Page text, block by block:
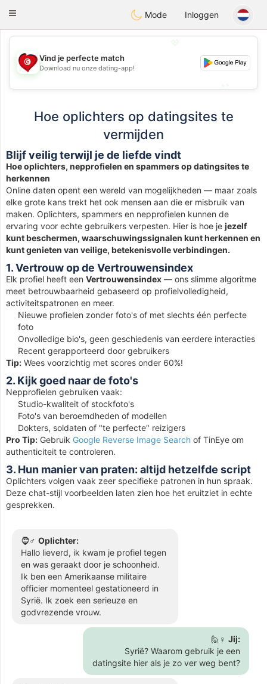
Tunisia Dating
Toggle
Mode Inloggen
💕
Vind je perfecte match
Download nu onze dating-app!
Hoe oplichters op datingsites te
vermijden
Blijf veilig terwijl je de liefde vindt
Hoe oplichters, nepprofielen en spammers op datingsites te
herkennen
Online daten opent een wereld van mogelijkheden — maar zoals
elke grote kans trekt het ook mensen aan die er misbruik van
maken. Oplichters, spammers en nepprofielen kunnen de
ervaring voor echte gebruikers verpesten. Hier is hoe je jezelf
kunt beschermen, waarschuwingssignalen kunt herkennen en
kunt genieten van veilige, betekenisvolle verbindingen.
1. Vertrouw op de Vertrouwensindex
Elk profiel heeft een Vertrouwensindex — ons slimme algoritme
meet betrouwbaarheid gebaseerd op profielvolledigheid,
activiteitspatronen en meer.
Nieuwe profielen zonder foto's of met slechts één perfecte
foto
Onvolledige bio's, geen geschiedenis van eerdere interacties
Recent gerapporteerd door gebruikers
Tip: Wees voorzichtig met scores onder 60%!
2. Kijk goed naar de foto's
Nepprofielen gebruiken vaak:
Studio-kwaliteit of stockfoto's
Foto's van beroemdheden of modellen
Dokters, soldaten of "te perfecte" reizigers
Pro Tip: Gebruik Google Reverse Image Search of TinEye om
authenticiteit te controleren.
3. Hun manier van praten: altijd hetzelfde script
Oplichters volgen vaak zeer specifieke patronen in hun spraak.
Deze chat-stijl voorbeelden laten zien hoe het eruitziet in echte
gesprekken.
🧔♂️ Oplichter:
Hallo lieverd, ik kwam je profiel tegen
en was geraakt door je schoonheid.
Ik ben een Amerikaanse militaire
officier momenteel gestationeerd in
Syrië. Ik zoek een serieuze en
godvrezende vrouw.
🙋♀️ Jij:
Syrië? Waarom gebruik je een
datingsite hier als je zo ver weg bent?